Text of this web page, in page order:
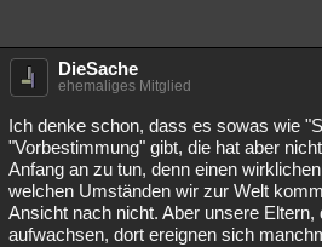
DieSache
ehemaliges Mitglied
Ich denke schon, dass es sowas wie
"Vorbestimmung" gibt, die hat aber
Anfang an zu tun, denn einen
welchen Umständen wir zur Welt
Ansicht nach nicht. Aber unsere
aufwachsen, dort ereignen sich